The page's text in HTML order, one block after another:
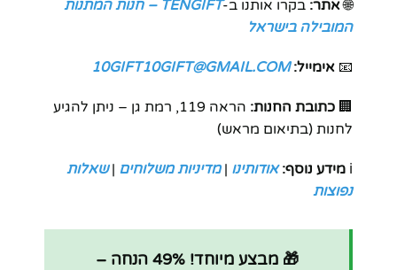
🌐אתר: בקרו אותנו ב-
TENGIFT – חנות המתנות
המובילה בישראל
📧 אימייל: 10GIFT10GIFT@GMAIL.COM
🏢 כתובת החנות:
הראה 119, רמת גן – ניתן להגיע
לחנות (בתיאום מראש)
ℹ️ מידע נוסף: אודותינו |מדיניות משלוחים |שאלות
נפוצות
🎁 מבצע מיוחד! 49% הנחה –